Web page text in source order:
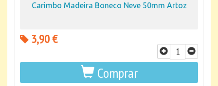
Carimbo Madeira Boneco Neve 50mm Artoz
3,90 €
Comprar